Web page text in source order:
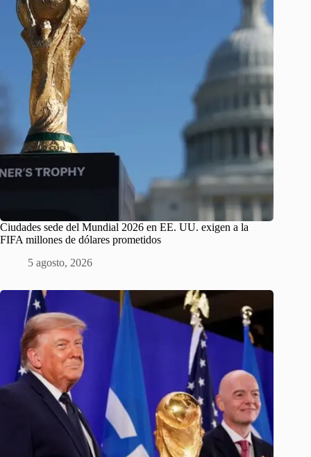
Ciudades sede del Mundial 2026 en EE. UU. exigen a la
FIFA millones de dólares prometidos
5 agosto, 2026